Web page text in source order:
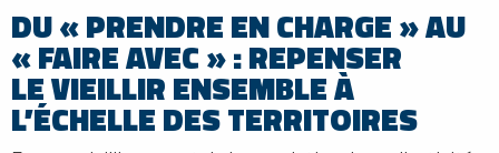
DU « PRENDRE EN CHARGE » AU
« FAIRE AVEC » : REPENSER
LE VIEILLIR ENSEMBLE À
L’ÉCHELLE DES TERRITOIRES